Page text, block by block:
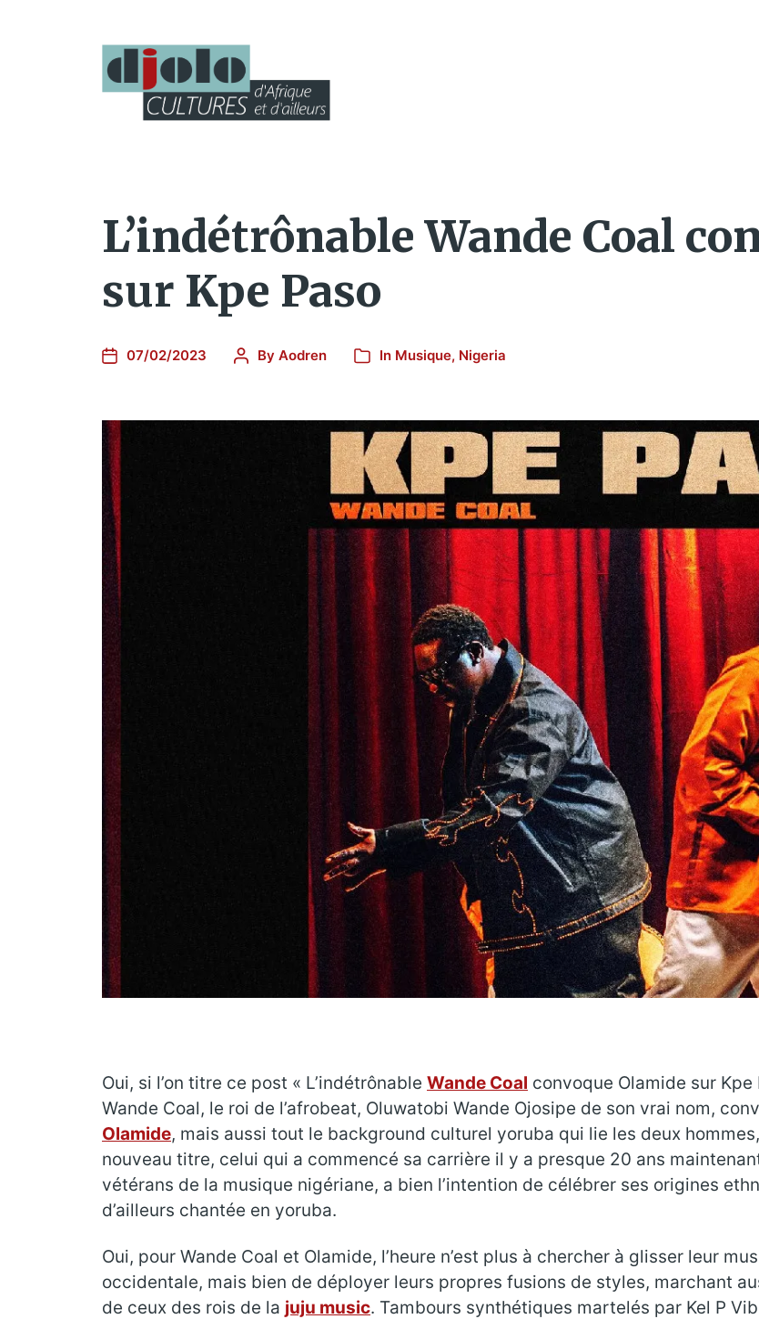
L’indétrônable Wande Coal
sur Kpe Paso
07/02/2023 By Aodren In Musique, Nigeria
Oui, si l’on titre ce post « L’indétrônable Wande Coal convoque Olamide sur
Wande Coal, le roi de l’afrobeat, Oluwatobi Wande Ojosipe de son vrai nom,
Olamide, mais aussi tout le background culturel yoruba qui lie les deux
nouveau titre, celui qui a commencé sa carrière il y a presque 20 ans
vétérans de la musique nigériane, a bien l’intention de célébrer ses origines
d’ailleurs chantée en yoruba.
Oui, pour Wande Coal et Olamide, l’heure n’est plus à chercher à glisser leur
occidentale, mais bien de déployer leurs propres fusions de styles, marchant
de ceux des rois de la juju music. Tambours synthétiques martelés par Kel P